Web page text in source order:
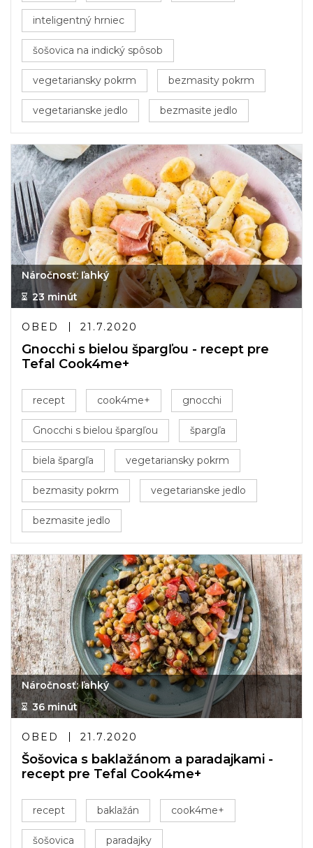
inteligentný hrniec
šošovica na indický spôsob
vegetariansky pokrm bezmasity pokrm
vegetarianske jedlo bezmasite jedlo
Náročnosť: ľahký
23 minút
OBED 21.7.2020
Gnocchi s bielou špargľou - recept pre
Tefal Cook4me+
recept cook4me+ gnocchi
Gnocchi s bielou špargľou špargľa
biela špargľa vegetariansky pokrm
bezmasity pokrm vegetarianske jedlo
bezmasite jedlo
Náročnosť: ľahký
36 minút
OBED 21.7.2020
Šošovica s baklažánom a paradajkami -
recept pre Tefal Cook4me+
recept baklažán cook4me+
šošovica paradajky